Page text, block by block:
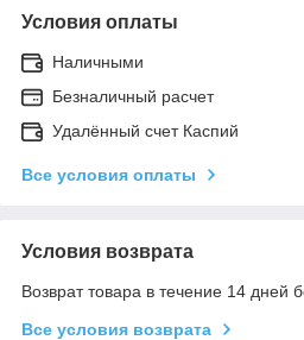
Условия оплаты
Наличными
Безналичный расчет
Удалённый счет Каспий
Все условия оплаты
Условия возврата
Возврат товара в течение 14 дней
Все условия возврата